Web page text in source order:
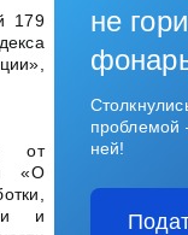
179
от
«О
и
не
ней!